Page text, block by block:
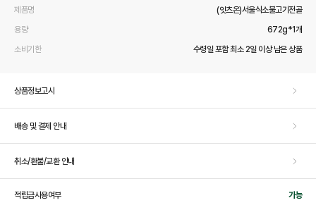
제품명
(잇츠온)서울식소불고기전골
용량
672g*1개
소비기한
수령일 포함 최소 2일 이상 남은 상품
상품정보고시
배송 및 결제 안내
취소/환불/교환 안내
적립금사용여부 가능